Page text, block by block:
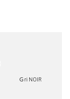
Ｇri NOIR